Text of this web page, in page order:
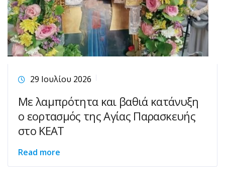
29 Ιουλίου 2026
Με λαμπρότητα και βαθιά κατάνυξη
ο εορτασμός της Αγίας Παρασκευής
στο ΚΕΑΤ
Read more